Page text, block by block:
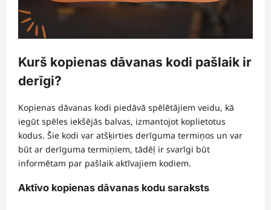
Kurš kopienas dāvanas kodi pašlaik ir
derīgi?
Kopienas dāvanas kodi piedāvā spēlētājiem veidu, kā
iegūt spēles iekšējās balvas, izmantojot koplietotus
kodus. Šie kodi var atšķirties derīguma termiņos un var
būt ar derīguma termiņiem, tādēļ ir svarīgi būt
informētam par pašlaik aktīvajiem kodiem.
Aktīvo kopienas dāvanas kodu saraksts